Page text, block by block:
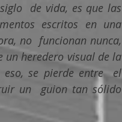
de vida, es que las
escritos en una
no  funcionan nunca,
un heredero visual de la
eso, se pierde entre  el
un  guion tan sólido